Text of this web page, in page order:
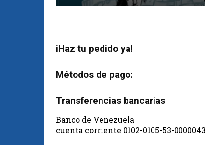
iHaz tu pedido ya!
Métodos de pago:
Transferencias bancarias
Banco de Venezuela
cuenta corriente 0102-0105-53-